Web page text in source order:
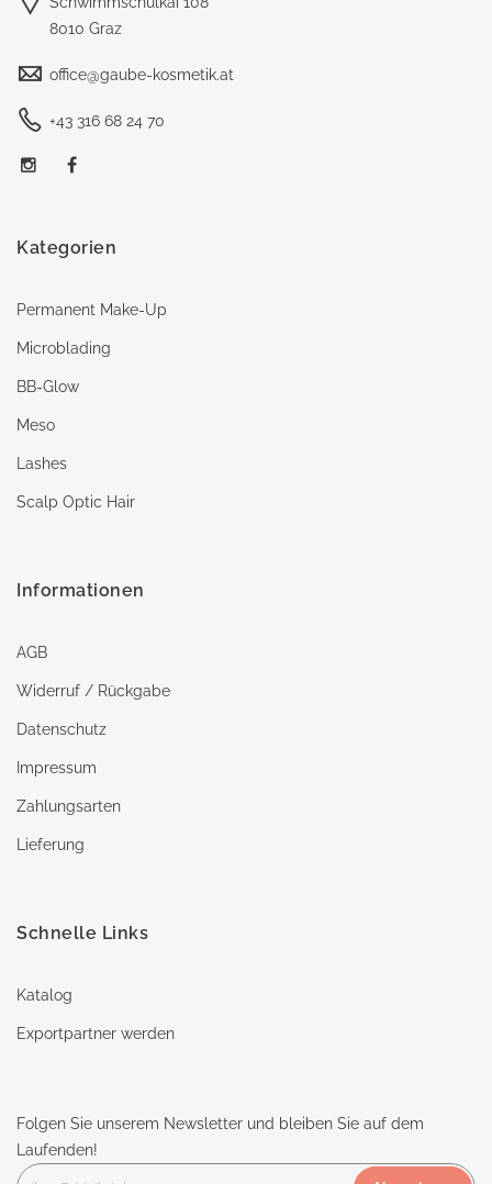
8010 Graz
office@gaube-kosmetik.at
+43 316 68 24 70
Kategorien
Permanent Make-Up
Microblading
BB-Glow
Meso
Lashes
Scalp Optic Hair
Informationen
AGB
Widerruf / Rückgabe
Datenschutz
Impressum
Zahlungsarten
Lieferung
Schnelle Links
Katalog
Exportpartner werden
Folgen Sie unserem Newsletter und bleiben Sie auf dem
Laufenden!